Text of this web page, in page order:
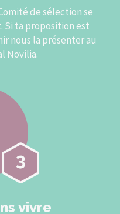
de sélection se
ta proposition est
nous la présenter au
Novilia.
vivre